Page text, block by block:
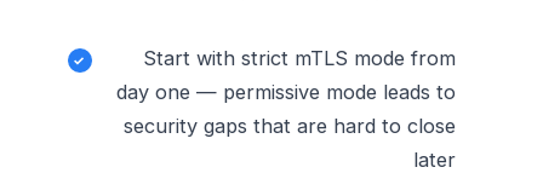
Start with strict mTLS mode from
day one — permissive mode leads to
security gaps that are hard to close
later